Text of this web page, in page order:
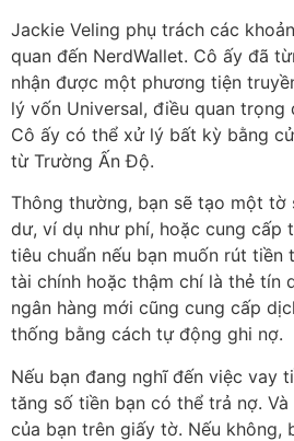
Jackie Veling phụ trách các
quan đến NerdWallet. Cô ấy đã
nhận được một phương tiện
lý vốn Universal, điều quan trọng
Cô ấy có thể xử lý bất kỳ bằng
từ Trường Ấn Độ.
Thông thường, bạn sẽ tạo một tờ
dư, ví dụ như phí, hoặc cung cấp
tiêu chuẩn nếu bạn muốn rút tiền
tài chính hoặc thậm chí là thẻ tín
ngân hàng mới cũng cung cấp
thống bằng cách tự động ghi nợ.
Nếu bạn đang nghĩ đến việc vay
tăng số tiền bạn có thể trả nợ.
của bạn trên giấy tờ. Nếu không,